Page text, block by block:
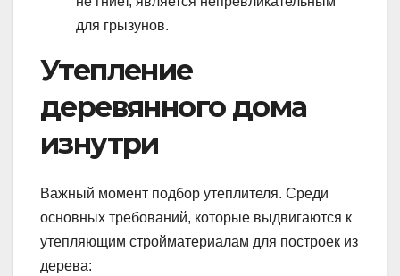
для грызунов.
Утепление
деревянного дома
изнутри
Важный момент подбор утеплителя. Среди
основных требований, которые выдвигаются к
утепляющим стройматериалам для построек из
дерева: